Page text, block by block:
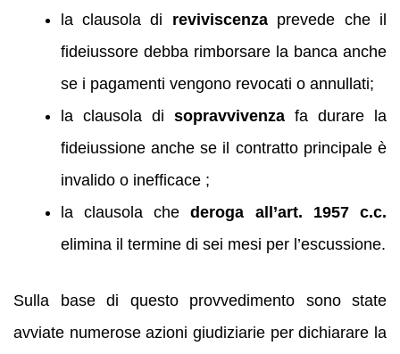
la clausola di reviviscenzaprevede che il
fideiussore debba rimborsare la banca anche
se i pagamenti vengono revocati o annullati;
la clausola di sopravvivenzafa durare la
fideiussione anche se il contratto principale è
invalido o inefficace ;
la clausola chederoga all’art. 1957 c.c.
elimina il termine di sei mesi per l’escussione.
Sulla base di questo provvedimento sono state
avviate numerose azioni giudiziarie per dichiarare la